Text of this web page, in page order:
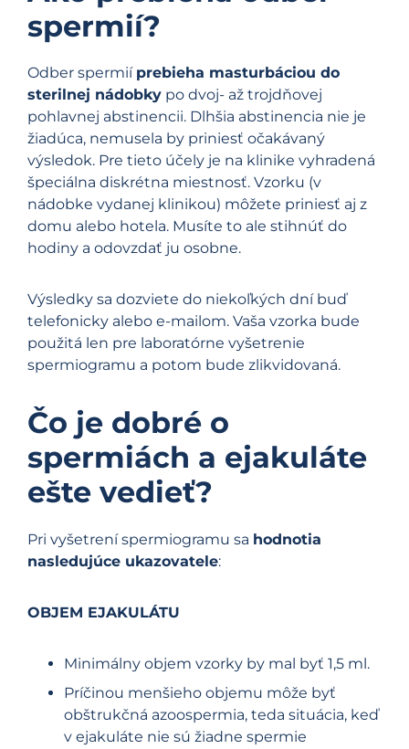
spermií?
Odber spermií prebieha masturbáciou do
sterilnej nádobky po dvoj- až trojdňovej
pohlavnej abstinencii. Dlhšia abstinencia nie je
žiadúca, nemusela by priniesť očakávaný
výsledok. Pre tieto účely je na klinike vyhradená
špeciálna diskrétna miestnosť. Vzorku (v
nádobke vydanej klinikou) môžete priniesť aj z
domu alebo hotela. Musíte to ale stihnúť do
hodiny a odovzdať ju osobne.
Výsledky sa dozviete do niekoľkých dní buď
telefonicky alebo e-mailom. Vaša vzorka bude
použitá len pre laboratórne vyšetrenie
spermiogramu a potom bude zlikvidovaná.
Čo je dobré o
spermiách a ejakuláte
ešte vedieť?
Pri vyšetrení spermiogramu sa hodnotia
nasledujúce ukazovatele:
OBJEM EJAKULÁTU
Minimálny objem vzorky by mal byť 1,5 ml.
Príčinou menšieho objemu môže byť
obštrukčná azoospermia, teda situácia, keď
v ejakuláte nie sú žiadne spermie